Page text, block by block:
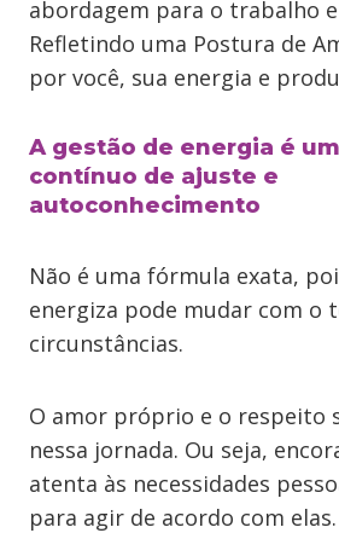
abordagem para o trabalho
Refletindo uma Postura de
por você, sua energia e
A gestão de energia é
contínuo de ajuste e
autoconhecimento
Não é uma fórmula exata,
energiza pode mudar com o
circunstâncias.
O amor próprio e o respeito
nessa jornada. Ou seja,
atenta às necessidades
para agir de acordo com elas.